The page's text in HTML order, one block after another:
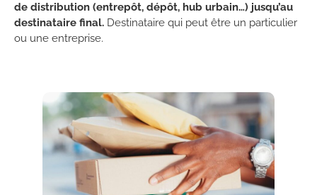
de distribution (entrepôt, dépôt, hub urbain…) jusqu’au
destinataire final. Destinataire qui peut être un particulier
ou une entreprise.